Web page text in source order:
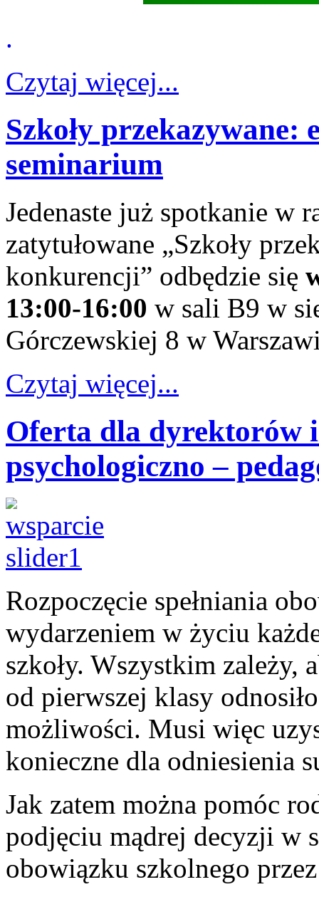
.
Czytaj więcej...
Szkoły
seminarium
Jedenaste już spotkanie w
zatytułowane „Szkoły
konkurencji” odbędzie się
13:00-16:00 w sali B9 w
Górczewskiej 8 w
Czytaj więcej...
Oferta dla dyrektorów
psychologiczno –
Rozpoczęcie spełniania
wydarzeniem w życiu
szkoły. Wszystkim zależy,
od pierwszej klasy
możliwości. Musi więc
konieczne dla odniesienia
Jak zatem można pomóc
podjęciu mądrej decyzji w
obowiązku szkolnego